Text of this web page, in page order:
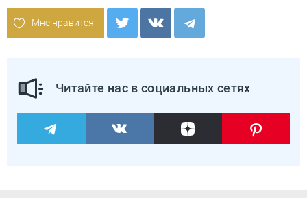
Мне нравится
Читайте нас в социальных сетях